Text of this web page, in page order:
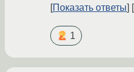
Показать ответы
1